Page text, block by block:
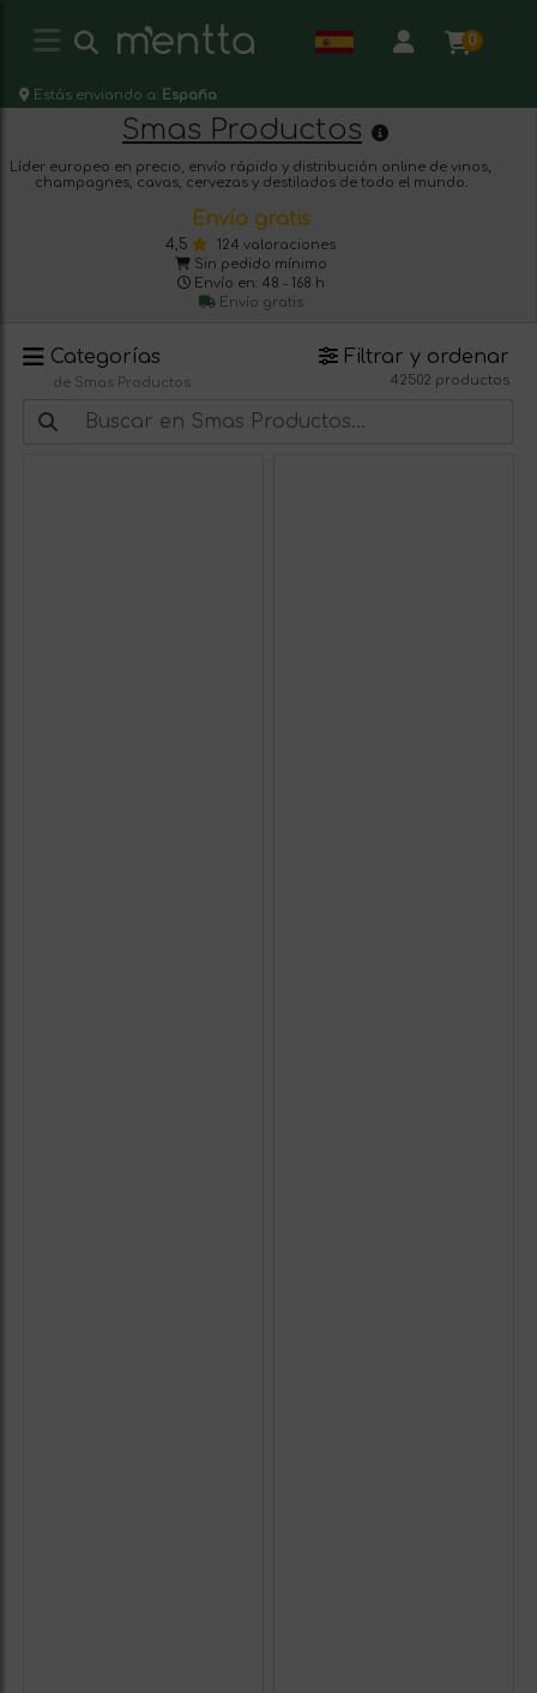
0
Estás enviando a: España
Smas Productos
Líder europeo en precio, envío rápido y distribución online de vinos,
champagnes, cavas, cervezas y destilados de todo el mundo.
Envío gratis
4,5
124 valoraciones
Sin pedido mínimo
Envío en: 48 - 168 h
Envío gratis
Categorías
de Smas Productos
Filtrar y ordenar
42502 productos